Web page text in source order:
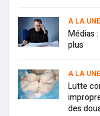
A LA UNE
Médias
plus
A LA UNE
Lutte
des